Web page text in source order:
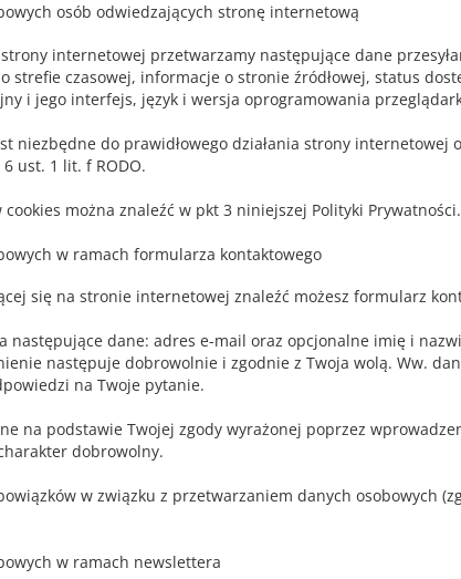
osób odwiedzających stronę internetową
internetowej przetwarzamy następujące dane
strefie czasowej, informacje o stronie źródłowej, status
i jego interfejs, język i wersja oprogramowania
niezbędne do prawidłowego działania strony
ust. 1 lit. f RODO.
można znaleźć w pkt 3 niniejszej Polityki Prywatności.
w ramach formularza kontaktowego
się na stronie internetowej znaleźć możesz formularz
następujące dane: adres e-mail oraz opcjonalne imię i
następuje dobrowolnie i zgodnie z Twoja wolą. Ww.
na Twoje pytanie.
na podstawie Twojej zgody wyrażonej poprzez
dobrowolny.
w związku z przetwarzaniem danych osobowych
w ramach newslettera